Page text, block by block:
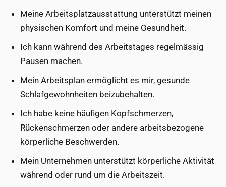
Meine Arbeitsplatzausstattung unterstützt meinen
physischen Komfort und meine Gesundheit.
Ich kann während des Arbeitstages regelmässig
Pausen machen.
Mein Arbeitsplan ermöglicht es mir, gesunde
Schlafgewohnheiten beizubehalten.
Ich habe keine häufigen Kopfschmerzen,
Rückenschmerzen oder andere arbeitsbezogene
körperliche Beschwerden.
Mein Unternehmen unterstützt körperliche Aktivität
während oder rund um die Arbeitszeit.